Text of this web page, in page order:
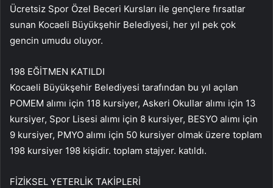
Ücretsiz Spor Özel Beceri Kursları ile gençlere fırsatlar
sunan Kocaeli Büyükşehir Belediyesi, her yıl pek çok
gencin umudu oluyor.
198 EĞİTMEN KATILDI
Kocaeli Büyükşehir Belediyesi tarafından bu yıl açılan
POMEM alımı için 118 kursiyer, Askeri Okullar alımı için 13
kursiyer, Spor Lisesi alımı için 8 kursiyer, BESYO alımı için
9 kursiyer, PMYO alımı için 50 kursiyer olmak üzere toplam
198 kursiyer 198 kişidir. toplam stajyer. katıldı.
FİZİKSEL YETERLİK TAKİPLERİ